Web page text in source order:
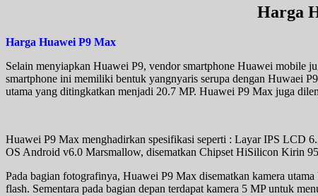
Harga
Harga Huawei P9 Max
Selain menyiapkan Huawei P9, vendor smartphone Huawei mobile
smartphone ini memiliki bentuk yangnyaris serupa dengan Huwaei
utama yang ditingkatkan menjadi 20.7 MP. Huawei P9 Max juga
Huawei P9 Max menghadirkan spesifikasi seperti : Layar IPS LCD
OS Android v6.0 Marsmallow, disematkan Chipset HiSilicon Kirin
Pada bagian fotografinya, Huawei P9 Max disematkan kamera
flash. Sementara pada bagian depan terdapat kamera 5 MP untuk